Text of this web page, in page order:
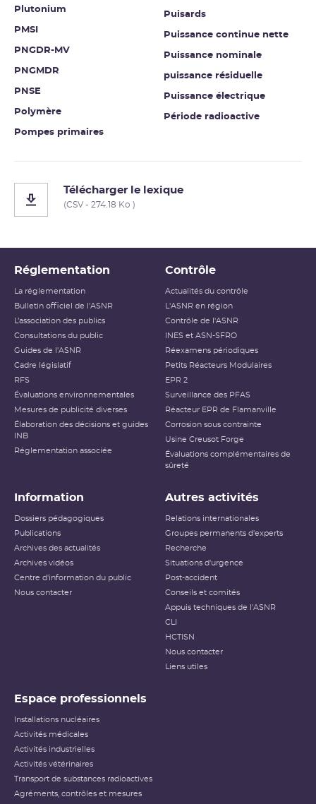
Plutonium
PMSI
PNGDR-MV
PNGMDR
PNSE
Polymère
Pompes primaires
Puisards
Puissance continue nette
Puissance nominale
puissance résiduelle
Puissance électrique
Période radioactive
Télécharger le lexique
(CSV - 274.18 Ko )
Réglementation
La réglementation
Bulletin officiel de l'ASNR
L’association des publics
Consultations du public
Guides de l'ASNR
Cadre législatif
RFS
Évaluations environnementales
Mesures de publicité diverses
Élaboration des décisions et guides
INB
Réglementation associée
Contrôle
Actualités du contrôle
L'ASNR en région
Contrôle de l'ASNR
INES et ASN-SFRO
Réexamens périodiques
Petits Réacteurs Modulaires
EPR 2
Surveillance des PFAS
Réacteur EPR de Flamanville
Corrosion sous contrainte
Usine Creusot Forge
Évaluations complémentaires de
sûreté
Information
Dossiers pédagogiques
Publications
Archives des actualités
Archives vidéos
Centre d'information du public
Nous contacter
Autres activités
Relations internationales
Groupes permanents d'experts
Recherche
Situations d'urgence
Post-accident
Conseils et comités
Appuis techniques de l'ASNR
CLI
HCTISN
Nous contacter
Liens utiles
Espace professionnels
Installations nucléaires
Activités médicales
Activités industrielles
Activités vétérinaires
Transport de substances radioactives
Agréments, contrôles et mesures